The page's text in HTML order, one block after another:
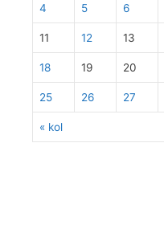
« kol
4 5 6
11 12 13
18 19 20
25 26 27